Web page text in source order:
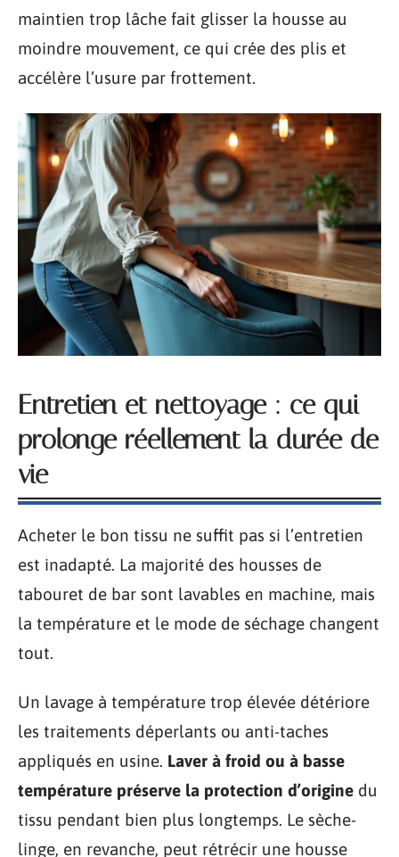
maintien trop lâche fait glisser la housse au
moindre mouvement, ce qui crée des plis et
accélère l’usure par frottement.
Entretien et nettoyage : ce qui
prolonge réellement la durée de
vie
Acheter le bon tissu ne suffit pas si l’entretien
est inadapté. La majorité des housses de
tabouret de bar sont lavables en machine, mais
la température et le mode de séchage changent
tout.
Un lavage à température trop élevée détériore
les traitements déperlants ou anti-taches
appliqués en usine. Laver à froid ou à basse
température préserve la protection d’origine du
tissu pendant bien plus longtemps. Le sèche-
linge, en revanche, peut rétrécir une housse